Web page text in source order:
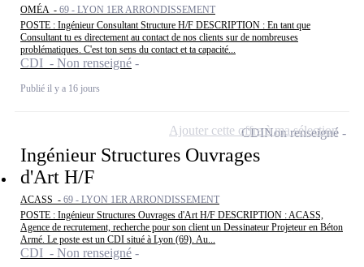
OMÉA - 69 - LYON 1ER ARRONDISSEMENT
POSTE : Ingénieur Consultant Structure H/F DESCRIPTION : En tant que
Consultant tu es directement au contact de nos clients sur de nombreuses
problématiques. C'est ton sens du contact et ta capacité...
CDI - Non renseigné
Publié il y a 16 jours
Ingénieur Structures Ouvrages
d'Art H/F
ACASS - 69 - LYON 1ER ARRONDISSEMENT
POSTE : Ingénieur Structures Ouvrages d'Art H/F DESCRIPTION : ACASS,
Agence de recrutement, recherche pour son client un Dessinateur Projeteur en Béton
Armé. Le poste est un CDI situé à Lyon (69). Au...
CDI - Non renseigné
CDINon renseigné
Ajouter cette offre à ma sélection